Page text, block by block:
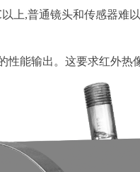
上,普通镜头和传感器难
性能输出。这要求红外热